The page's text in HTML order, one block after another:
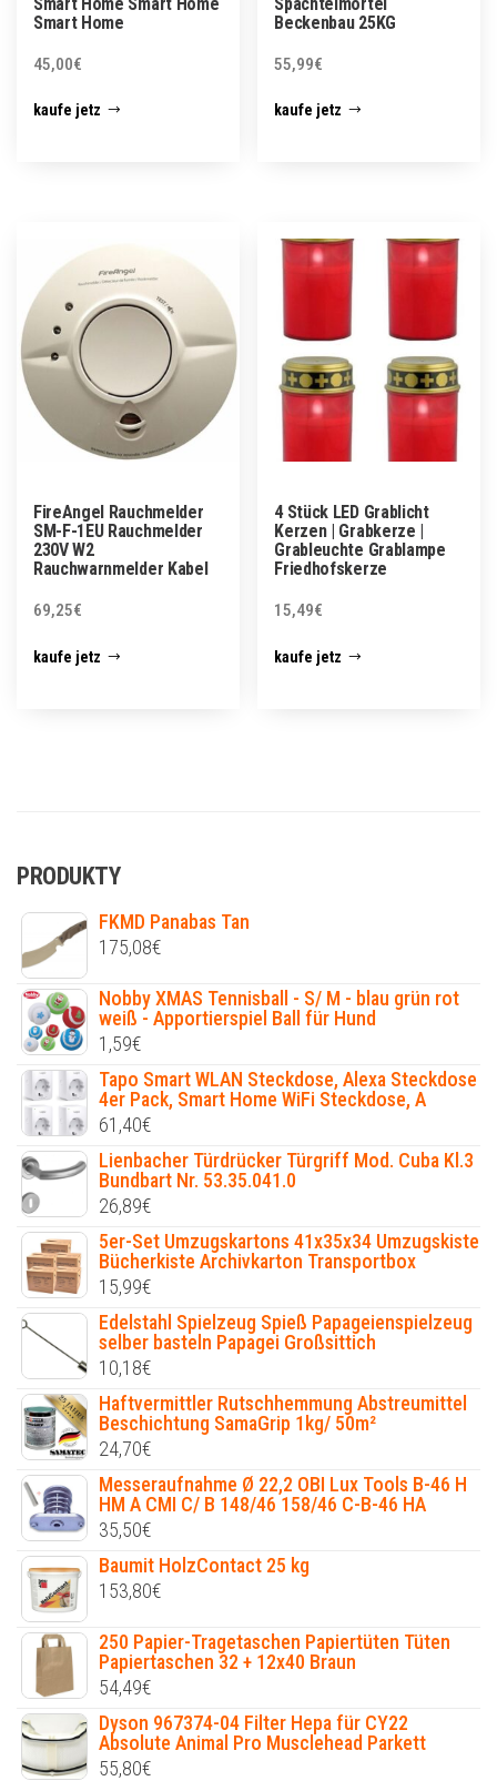
Smart Home
45,00€
kaufe jetz
Beckenbau 25KG
55,99€
kaufe jetz
FireAngel Rauchmelder
SM-F-1EU Rauchmelder
230V W2
Rauchwarnmelder Kabel
69,25€
kaufe jetz
4 Stück LED Grablicht
Kerzen | Grabkerze |
Grableuchte Grablampe
Friedhofskerze
15,49€
kaufe jetz
PRODUKTY
FKMD Panabas Tan
175,08€
Nobby XMAS Tennisball - S/ M - blau grün rot
weiß - Apportierspiel Ball für Hund
1,59€
Tapo Smart WLAN Steckdose, Alexa Steckdose
4er Pack, Smart Home WiFi Steckdose, A
61,40€
Lienbacher Türdrücker Türgriff Mod. Cuba Kl.3
Bundbart Nr. 53.35.041.0
26,89€
5er-Set Umzugskartons 41x35x34 Umzugskiste
Bücherkiste Archivkarton Transportbox
15,99€
Edelstahl Spielzeug Spieß Papageienspielzeug
selber basteln Papagei Großsittich
10,18€
Haftvermittler Rutschhemmung Abstreumittel
Beschichtung SamaGrip 1kg/ 50m²
24,70€
Messeraufnahme Ø 22,2 OBI Lux Tools B-46 H
HM A CMI C/ B 148/46 158/46 C-B-46 HA
35,50€
Baumit HolzContact 25 kg
153,80€
250 Papier-Tragetaschen Papiertüten Tüten
Papiertaschen 32 + 12x40 Braun
54,49€
Dyson 967374-04 Filter Hepa für CY22
Absolute Animal Pro Musclehead Parkett
55,80€